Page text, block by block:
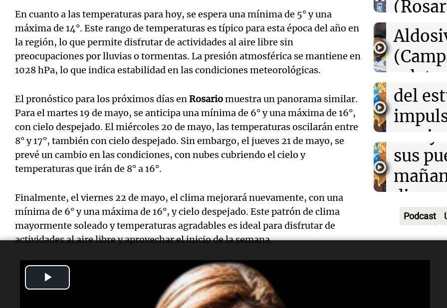
En cuanto a las temperaturas para hoy, se espera una mínima de 5° y una
máxima de 14°. Este rango de temperaturas es típico para esta época del año en
la región, lo que permite disfrutar de actividades al aire libre sin
preocupaciones por lluvias o tormentas. La presión atmosférica se mantiene en
1028 hPa, lo que indica estabilidad en las condiciones meteorológicas.
El pronóstico para los próximos días enRosariomuestra un panorama similar.
Para el martes 19 de mayo, se anticipa una mínima de 6° y una máxima de 16°,
con cielo despejado. El miércoles 20 de mayo, las temperaturas oscilarán entre
8° y 17°, también con cielo despejado. Sin embargo, el jueves 21 de mayo, se
prevé un cambio en las condiciones, con nubes cubriendo el cielo y
temperaturas que irán de 8° a 16°.
Finalmente, el viernes 22 de mayo, el clima mejorará nuevamente, con una
mínima de 6° y una máxima de 16°, y cielo despejado. Este patrón de clima
mayormente soleado y temperaturas agradables es ideal para disfrutar de
actividades al aire libre y aprovechar el inicio de la semana.
Temas
zona
tango
Episodios
Deportes
Episodios
relato
Greco
Deportes
Episodios
Audio.
del
Villa
Panorama
Episodios
Audio.
la
sus
Audio.
María
casa
Audio.
Podcast